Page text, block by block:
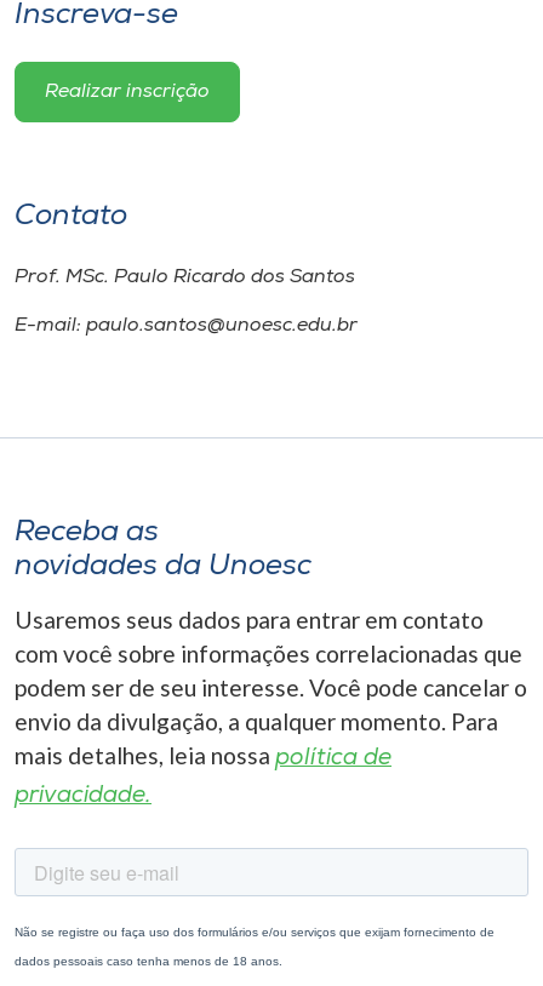
Inscreva-se
Realizar inscrição
Contato
Prof. MSc. Paulo Ricardo dos Santos
E-mail: paulo.santos@unoesc.edu.br
Receba as
novidades da Unoesc
Usaremos seus dados para entrar em contato
com você sobre informações correlacionadas que
podem ser de seu interesse. Você pode cancelar o
envio da divulgação, a qualquer momento. Para
mais detalhes, leia nossa política de
privacidade.